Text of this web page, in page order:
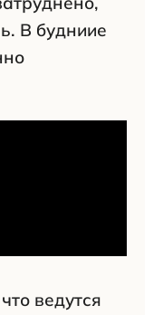
В будниие
ведутся